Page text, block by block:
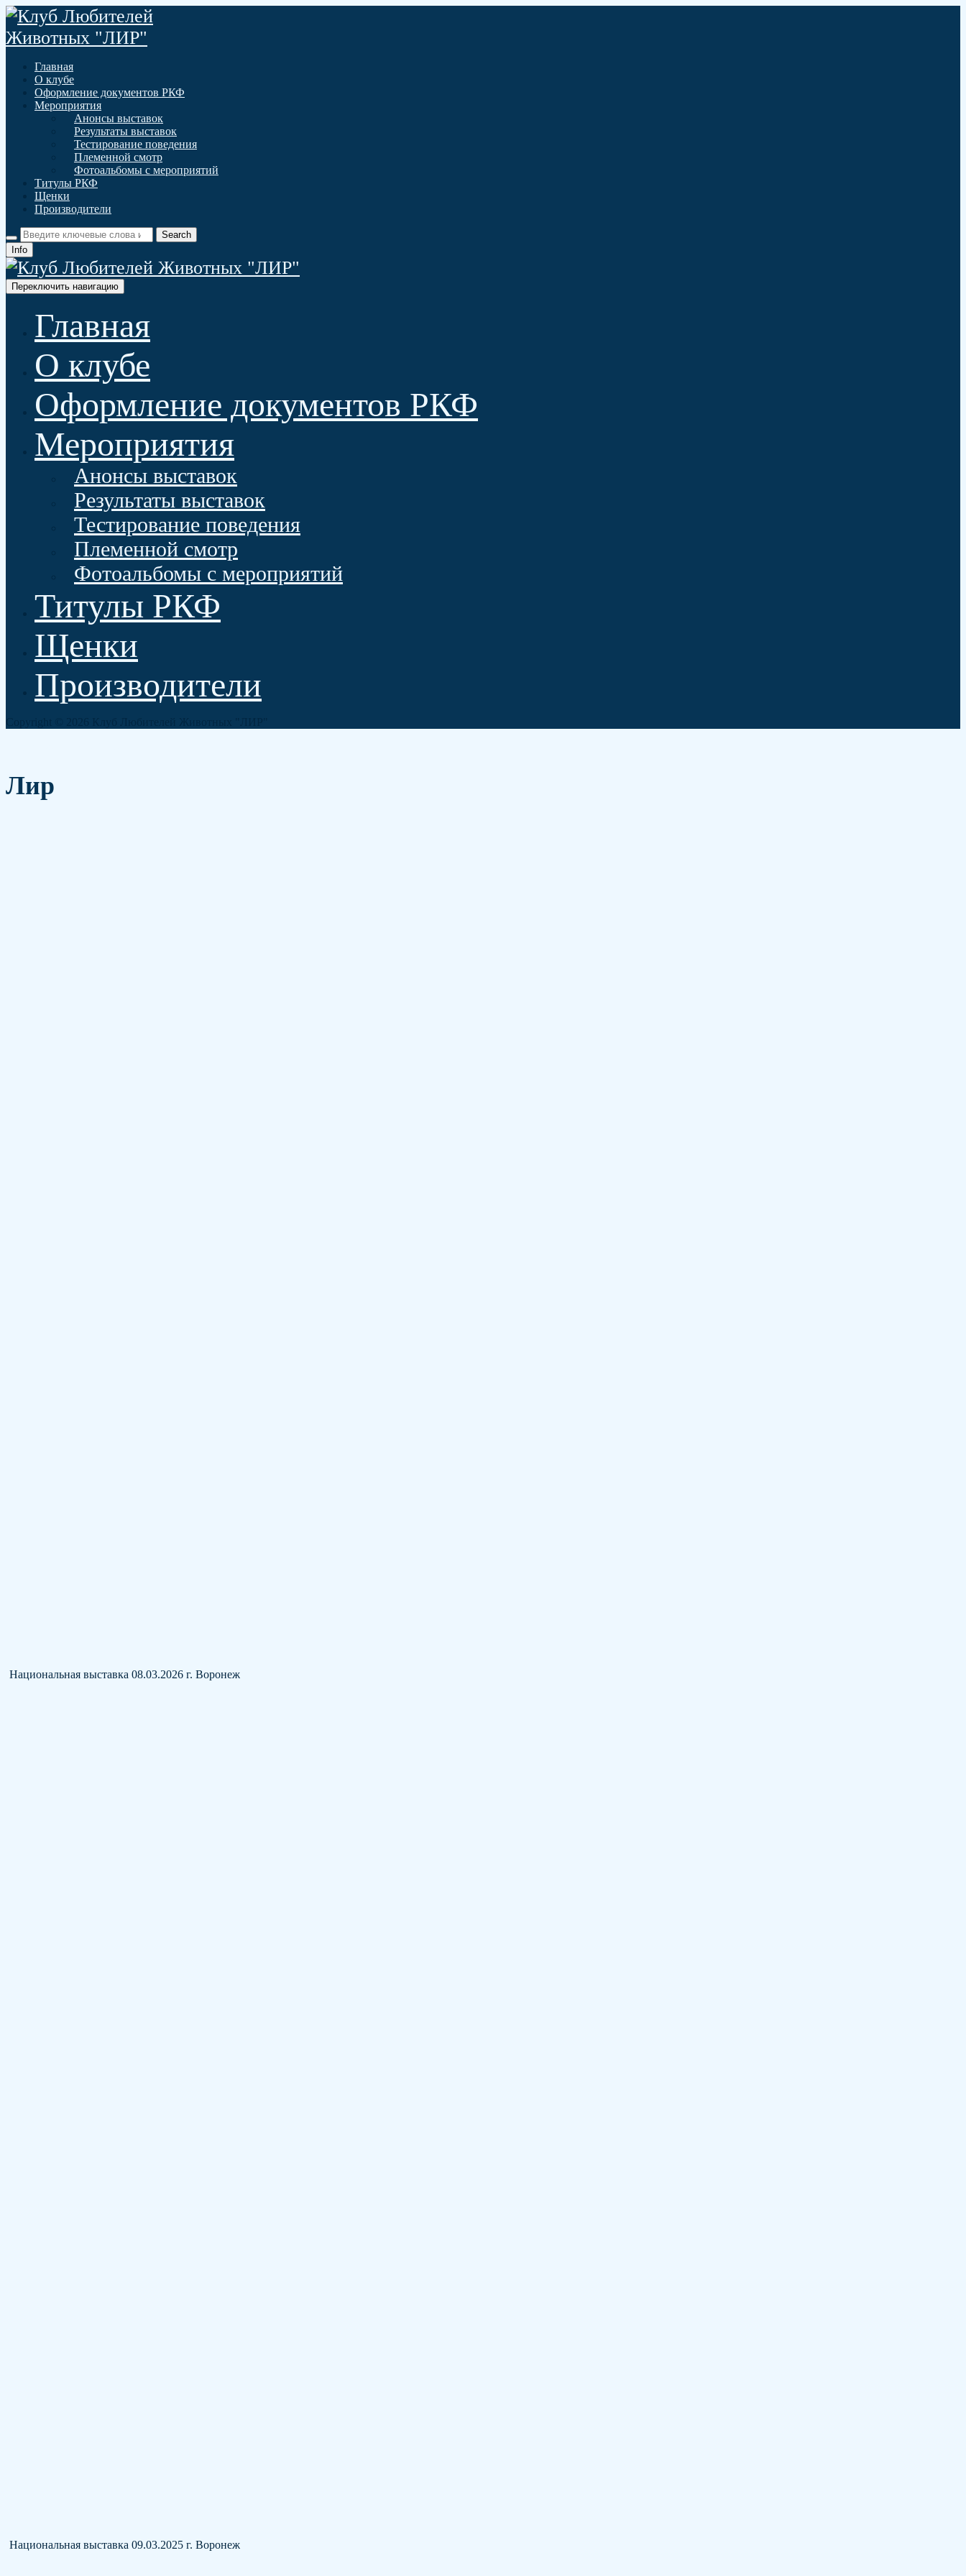
Главная
О клубе
Оформление документов РКФ
Мероприятия
Анонсы выставок
Результаты выставок
Тестирование поведения
Племенной смотр
Фотоальбомы с мероприятий
Титулы РКФ
Щенки
Производители
Info
Переключить навигацию
Главная
О клубе
Оформление документов РКФ
Мероприятия
Анонсы выставок
Результаты выставок
Тестирование поведения
Племенной смотр
Фотоальбомы с мероприятий
Титулы РКФ
Щенки
Производители
Лир
Национальная выставка 08.03.2026 г. Воронеж
Национальная выставка 09.03.2025 г. Воронеж